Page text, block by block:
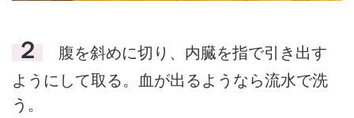
２
腹を斜めに切り、内臓を指で引き出す
ようにして取る。血が出るようなら流水で洗
う。